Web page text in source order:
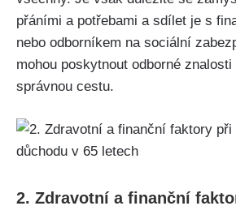
přáními a potřebami a sdílet je s
nebo odborníkem na sociální
mohou poskytnout odborné
správnou cestu.
2. Zdravotní a finanční